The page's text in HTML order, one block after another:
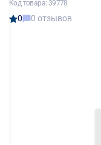
Код товара: 39778
0 0 отзывов